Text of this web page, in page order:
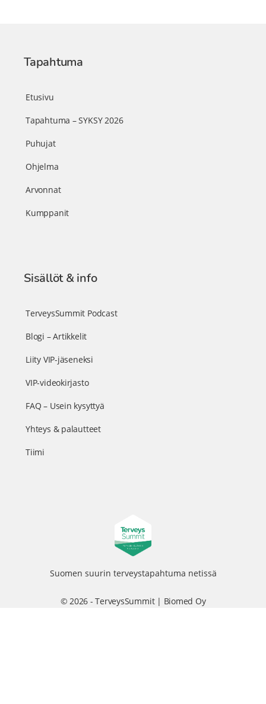
Tapahtuma
Etusivu
Tapahtuma – SYKSY 2026
Puhujat
Ohjelma
Arvonnat
Kumppanit
Sisällöt & info
TerveysSummit Podcast
Blogi – Artikkelit
Liity VIP-jäseneksi
VIP-videokirjasto
FAQ – Usein kysyttyä
Yhteys & palautteet
Tiimi
Suomen suurin terveystapahtuma netissä
© 2026 - TerveysSummit | Biomed Oy